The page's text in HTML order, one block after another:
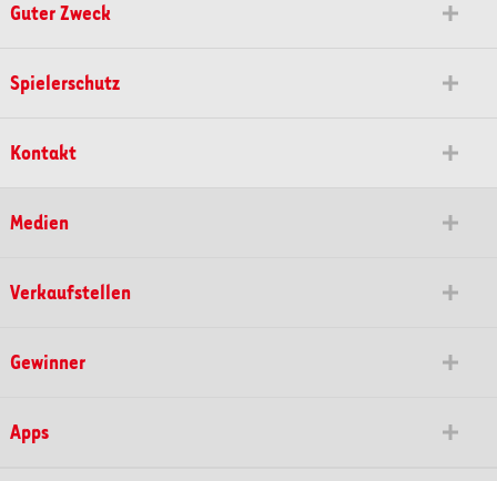
Guter Zweck
Spielerschutz
Kontakt
Medien
Verkaufstellen
Gewinner
Apps